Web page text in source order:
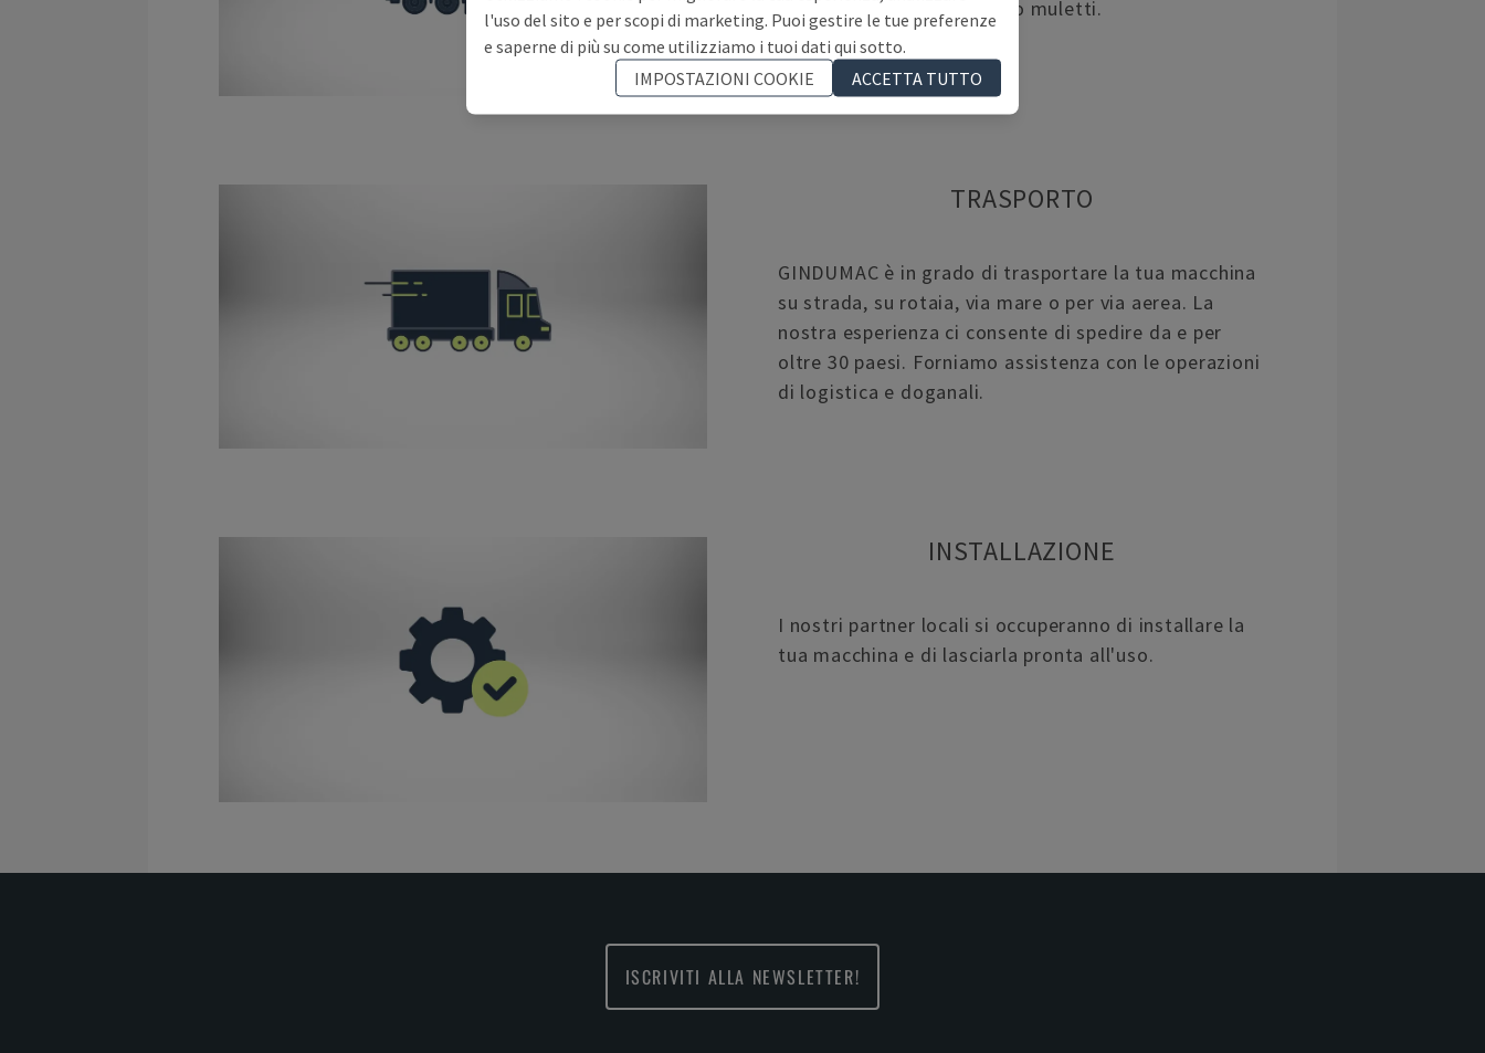
spedizione, mediante gru o muletti.
TRASPORTO
GINDUMAC è in grado di trasportare la tua macchina
su strada, su rotaia, via mare o per via aerea. La
nostra esperienza ci consente di spedire da e per
oltre 30 paesi. Forniamo assistenza con le operazioni
di logistica e doganali.
INSTALLAZIONE
I nostri partner locali si occuperanno di installare la
tua macchina e di lasciarla pronta all'uso.
ISCRIVITI ALLA NEWSLETTER!
l'uso del sito e per scopi di marketing. Puoi gestire le tue preferenze
e saperne di più su come utilizziamo i tuoi dati qui sotto.
IMPOSTAZIONI COOKIE
ACCETTA TUTTO